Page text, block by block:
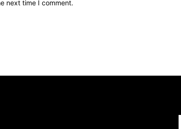
next time I comment.